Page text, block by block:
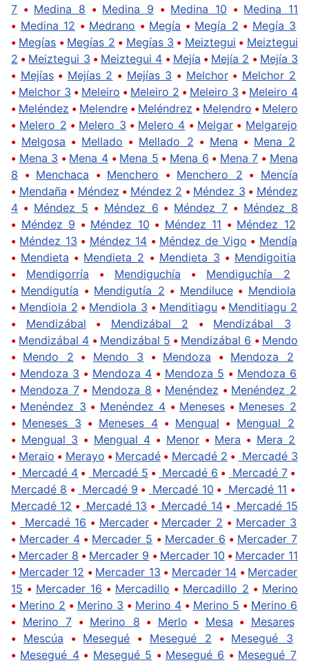
7 • Medina 8 • Medina 9 • Medina 10 • Medina 11
• Medina 12 • Medrano • Megía • Megía 2 • Megía 3
• Megías • Megías 2 • Megías 3 • Meiztegui • Meiztegui
2 • Meiztegui 3 • Meiztegui 4 • Mejía • Mejía 2 • Mejía 3
• Mejías• Mejías 2 • Mejías 3 • Melchor• Melchor 2
• Melchor 3 • Meleiro • Meleiro 2 • Meleiro 3 • Meleiro 4
• Meléndez • Melendre • Meléndrez • Melendro • Melero
• Melero 2 • Melero 3 • Melero 4 • Melgar • Melgarejo
• Melgosa • Mellado • Mellado 2 • Mena • Mena 2
• Mena 3 • Mena 4• Mena 5 • Mena 6 • Mena 7 • Mena
8 • Menchaca • Menchero • Menchero 2 • Mencía
• Mendaña • Méndez • Méndez 2 • Méndez 3 • Méndez
4 • Méndez 5 • Méndez 6 • Méndez 7 • Méndez 8
• Méndez 9 • Méndez 10 • Méndez 11 • Méndez 12
• Méndez 13 • Méndez 14 • Méndez de Vigo • Mendía
• Mendieta • Mendieta 2 • Mendieta 3 • Mendigoitia
• Mendigorría • Mendiguchía • Mendiguchía 2
• Mendigutía • Mendigutía 2 • Mendiluce• Mendiola
• Mendiola 2 • Mendiola 3 • Menditiagu • Menditiagu 2
• Mendizábal • Mendizábal 2 • Mendizábal 3
• Mendizábal 4 • Mendizábal 5 • Mendizábal 6 • Mendo
• Mendo 2 • Mendo 3 • Mendoza • Mendoza 2
• Mendoza 3 • Mendoza 4 • Mendoza 5 • Mendoza 6
• Mendoza 7• Mendoza 8 • Menéndez • Menéndez 2
• Menéndez 3 • Menéndez 4 • Meneses • Meneses 2
• Meneses 3 • Meneses 4 • Mengual • Mengual 2
• Mengual 3 • Mengual 4 • Menor• Mera • Mera 2
• Meraio • Merayo • Mercadé • Mercadé 2 • Mercadé 3
• Mercadé 4 • Mercadé 5 • Mercadé 6 • Mercadé 7•
Mercadé 8 • Mercadé 9 • Mercadé 10 • Mercadé 11 •
Mercadé 12 • Mercadé 13 • Mercadé 14• Mercadé 15
•
Mercadé 16 • Mercader• Mercader 2 • Mercader 3
• Mercader 4 • Mercader 5 • Mercader 6 • Mercader 7
• Mercader 8 • Mercader 9 • Mercader 10 • Mercader 11
• Mercader 12 • Mercader 13 • Mercader 14 • Mercader
15 • Mercader 16 • Mercadillo • Mercadillo 2 • Merino
• Merino 2 • Merino 3 • Merino 4 • Merino 5 • Merino 6
• Merino 7 • Merino 8 • Merlo • Mesa • Mesares
• Mescúa • Mesegué • Mesegué 2 • Mesegué 3
• Mesegué 4• Mesegué 5 • Mesegué 6 • Mesegué 7